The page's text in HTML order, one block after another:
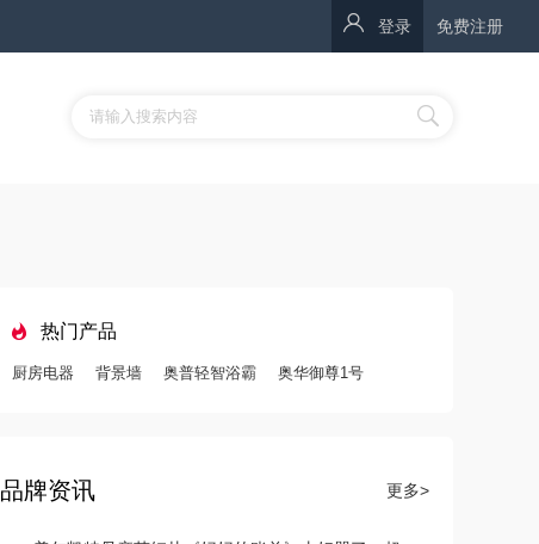
登录 免费注册
热门产品
厨房电器 背景墙 奥普轻智浴霸
奥华御尊1号
品牌资讯 更多>